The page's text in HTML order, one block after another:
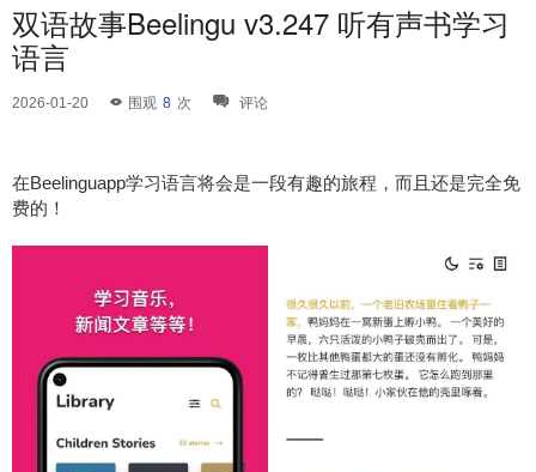
双语故事Beelingu v3.247 听有声书学习
语言
2026-01-20 围观 8 次 评论
在Beelinguapp学习语言将会是一段有趣的旅程，而且还是完全免
费的！